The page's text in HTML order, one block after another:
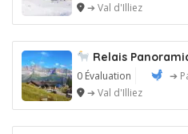
➔ Val d'Illiez
Relais
0 Évaluation
➔
➔ Val d'Illiez